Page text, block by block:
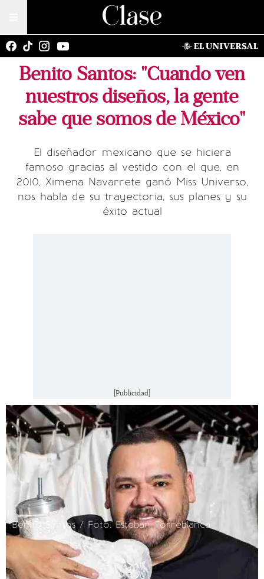
Benito Santos: "Cuando ven
nuestros diseños, la gente
sabe que somos de México"
El diseñador mexicano que se hiciera
famoso gracias al vestido con el que, en
2010, Ximena Navarrete ganó Miss Universo,
nos habla de su trayectoria, sus planes y su
éxito actual
[Publicidad]
Benito Santos / Foto: Esteban Torreblanca